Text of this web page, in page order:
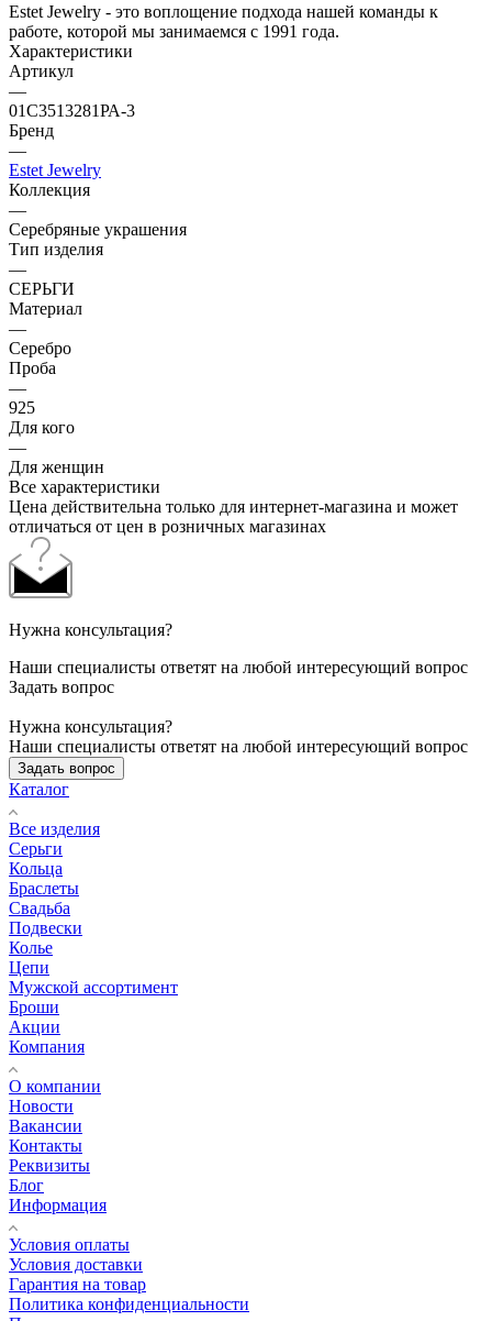
Estet Jewelry - это воплощение подхода нашей команды к
работе, которой мы занимаемся с 1991 года.
Характеристики
Артикул
—
01С3513281РА-3
Бренд
—
Estet Jewelry
Коллекция
—
Серебряные украшения
Тип изделия
—
СЕРЬГИ
Материал
—
Серебро
Проба
—
925
Для кого
—
Для женщин
Все характеристики
Цена действительна только для интернет-магазина и может
отличаться от цен в розничных магазинах
Нужна консультация?
Наши специалисты ответят на любой интересующий вопрос
Задать вопрос
Нужна консультация?
Наши специалисты ответят на любой интересующий вопрос
Задать вопрос
Каталог
Все изделия
Серьги
Кольца
Браслеты
Свадьба
Подвески
Колье
Цепи
Мужской ассортимент
Броши
Акции
Компания
О компании
Новости
Вакансии
Контакты
Реквизиты
Блог
Информация
Условия оплаты
Условия доставки
Гарантия на товар
Политика конфиденциальности